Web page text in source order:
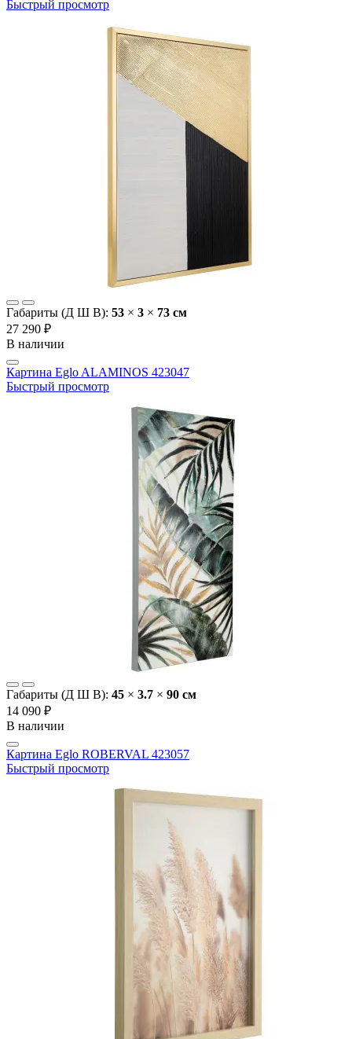
Быстрый просмотр
Габариты (Д Ш В): 53 × 3 × 73 cм
27 290 ₽
В наличии
Картина Eglo ALAMINOS 423047
Быстрый просмотр
Габариты (Д Ш В): 45 × 3.7 × 90 cм
14 090 ₽
В наличии
Картина Eglo ROBERVAL 423057
Быстрый просмотр